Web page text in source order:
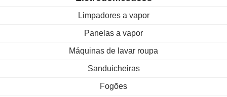
Limpadores a vapor
Panelas a vapor
Máquinas de lavar roupa
Sanduicheiras
Fogões